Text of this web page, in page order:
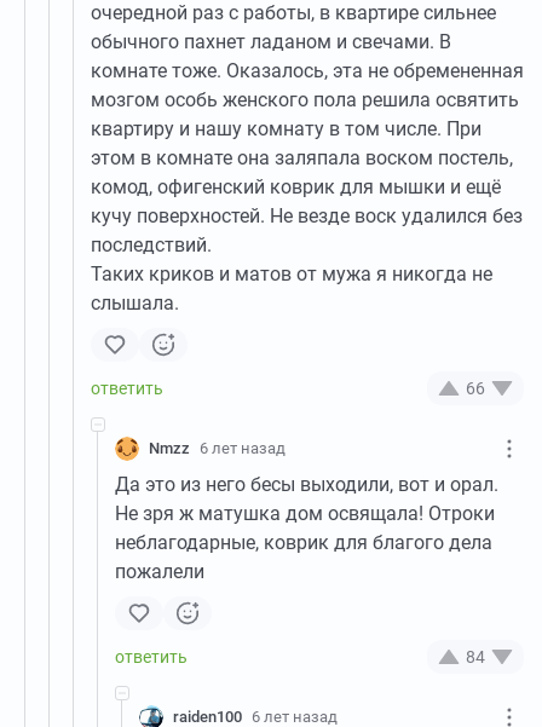
очередной раз с работы, в квартире сильнее
обычного пахнет ладаном и свечами. В
комнате тоже. Оказалось, эта не обремененная
мозгом особь женского пола решила освятить
квартиру и нашу комнату в том числе. При
этом в комнате она заляпала воском постель,
комод, офигенский коврик для мышки и ещё
кучу поверхностей. Не везде воск удалился без
последствий.
Таких криков и матов от мужа я никогда не
слышала.
66
Nmzz 6 лет назад
Да это из него бесы выходили, вот и орал.
Не зря ж матушка дом освящала! Отроки
неблагодарные, коврик для благого дела
пожалели
84
raiden100 6 лет назад